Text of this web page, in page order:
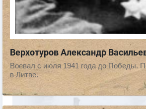
Верхотуров Александр
Воевал с июля 1941 года до Победы.
в Литве.